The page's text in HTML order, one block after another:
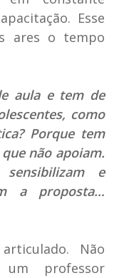
Esse
ares o tempo
aula e tem de
como
Porque tem
não apoiam.
e
a proposta…
Não
professor